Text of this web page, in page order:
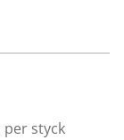
efter den
blir
per styck